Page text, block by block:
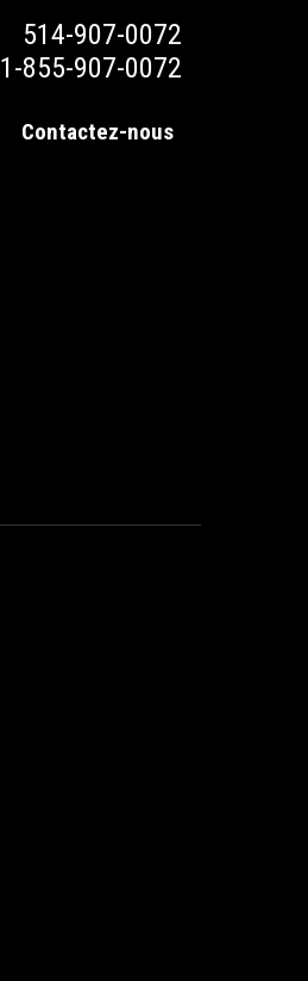
514-907-0072
1-855-907-0072
Contactez-nous